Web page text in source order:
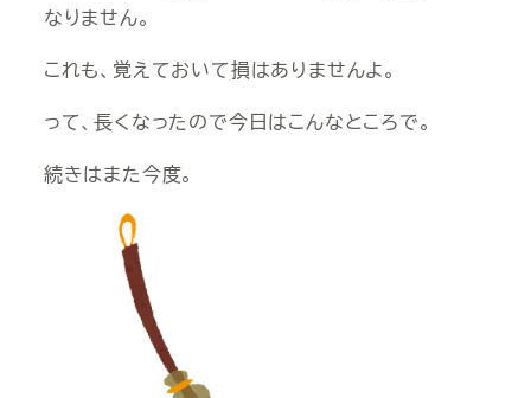
なりません。
これも、覚えておいて損はありませんよ。
って、長くなったので今日はこんなところで。
続きはまた今度。